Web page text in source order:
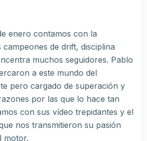
enero contamos con la
campeones de drift, disciplina
muchos seguidores. Pablo
a este mundo del
pero cargado de superación y
por las que lo hace tan
con sus vídeo trepidantes y el
nos transmitieron su pasión
motor.